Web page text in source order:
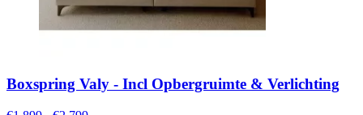
Boxspring Valy - Incl Opbergruimte & Verlichting